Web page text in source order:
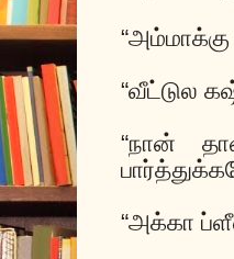
“வீட்டுல
“நான்
“அக்கா